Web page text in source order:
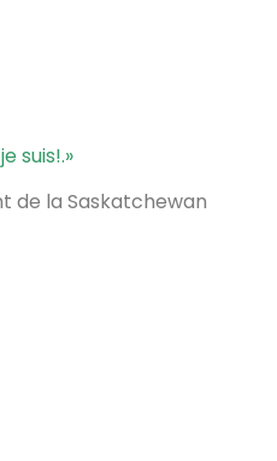
suis!.»
de la Saskatchewan